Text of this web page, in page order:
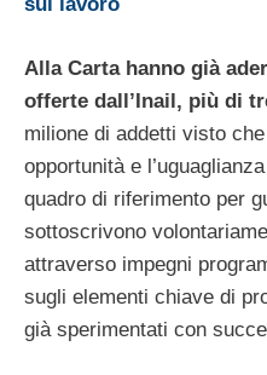
Alla Carta hanno già
offerte dall’Inail, più di
milione di addetti visto
opportunità e
quadro di riferimento per
sottoscrivono
attraverso impegni
sugli elementi chiave di
già sperimentati con